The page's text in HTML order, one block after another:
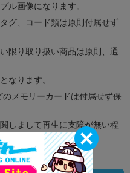
ル画像になります。
グ、コード類は原則付属せず
限り取り扱い商品は原則、通
なります。
メモリーカードは付属せず保
しまして再生に支障が無い程